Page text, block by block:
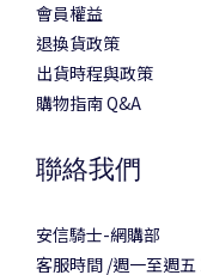
會員權益
退換貨政策
出貨時程與政策
購物指南 Q&A
聯絡我們
安信騎士-網購部
客服時間 /週一至週